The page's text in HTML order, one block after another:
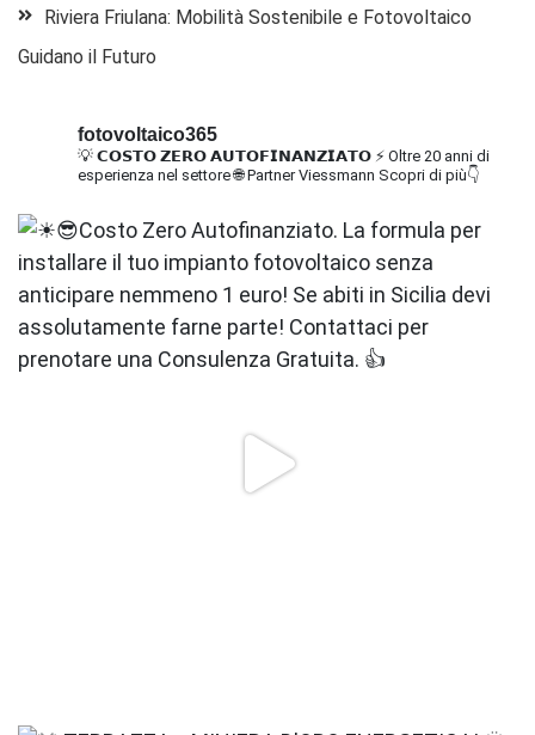
Riviera Friulana: Mobilità Sostenibile e Fotovoltaico
Guidano il Futuro
fotovoltaico365
💡 𝗖𝗢𝗦𝗧𝗢 𝗭𝗘𝗥𝗢 𝗔𝗨𝗧𝗢𝗙𝗜𝗡𝗔𝗡𝗭𝗜𝗔𝗧𝗢 ⚡ Oltre 20 anni di
esperienza nel settore🌐 Partner Viessmann Scopri di più👇